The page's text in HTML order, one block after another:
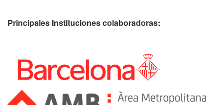
Principales Instituciones colaboradoras: